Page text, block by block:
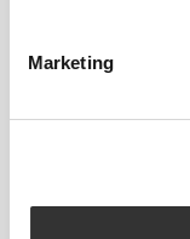
Marketing